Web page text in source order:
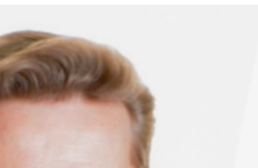
просмотр.